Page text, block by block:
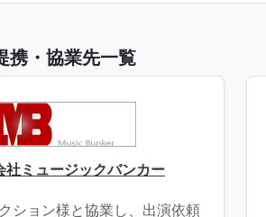
携・協業先一覧
社ミュージックバンカー
ション様と協業し、出演依頼